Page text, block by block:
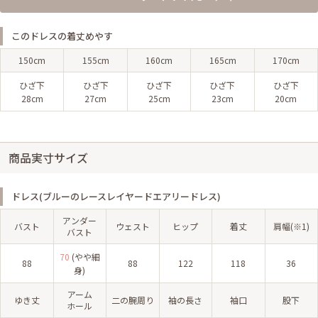
このドレスの着丈めやす
150cm 155cm 160cm 165cm 170cm
ひざ下
28cm
ひざ下
27cm
ひざ下
25cm
ひざ下
23cm
ひざ下
20cm
商品実寸サイズ
ドレス(ブルーのレースレイヤードエアリードレス)
バスト
アンダー
バスト
ウェスト ヒップ 着丈 肩幅(※1)
88
70 (やや細
身)
88 122 118 36
ゆき丈
アーム
ホール
二の腕周り 袖の長さ 袖口 股下